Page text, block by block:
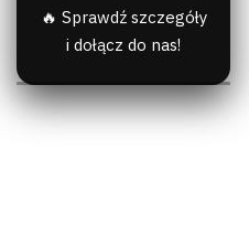
🔥 Sprawdź szczegóły
i dołącz do nas!